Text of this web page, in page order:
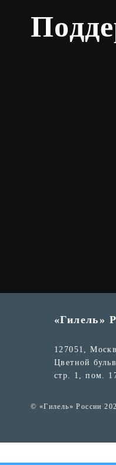
«Гилель»
127051,
Цветной
стр. 1, пом.
© «Гилель» России